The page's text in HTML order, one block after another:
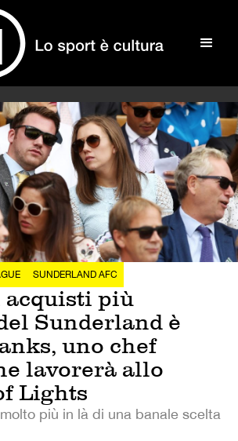
SUNDERLAND AFC
acquisti più
Sunderland è
uno chef
lavorerà allo
Lights
più in là di una banale scelta